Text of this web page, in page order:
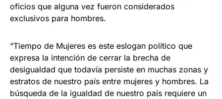
oficios que alguna vez fueron considerados
exclusivos para hombres.
“Tiempo de Mujeres es este eslogan político que
expresa la intención de cerrar la brecha de
desigualdad que todavía persiste en muchas zonas y
estratos de nuestro país entre mujeres y hombres. La
búsqueda de la igualdad de nuestro país requiere un